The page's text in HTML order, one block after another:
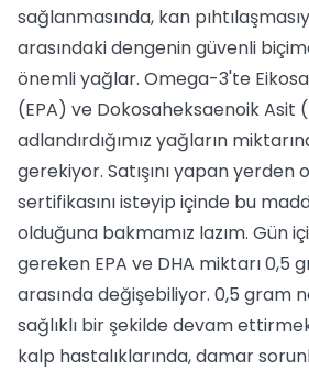
sağlanmasında, kan
arasındaki dengenin güvenli
önemli yağlar. Omega-3'te
(EPA) ve Dokosaheksaenoik Asit
adlandırdığımız yağların
gerekiyor. Satışını yapan yerden
sertifikasını isteyip içinde bu
olduğuna bakmamız lazım. Gün
gereken EPA ve DHA miktarı 0,5
arasında değişebiliyor. 0,5 gram
sağlıklı bir şekilde devam
kalp hastalıklarında, damar